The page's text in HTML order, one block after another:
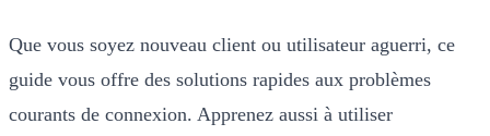
Que vous soyez nouveau client ou utilisateur aguerri, ce
guide vous offre des solutions rapides aux problèmes
courants de connexion. Apprenez aussi à utiliser